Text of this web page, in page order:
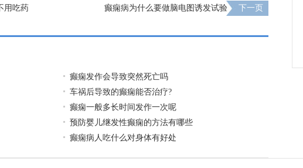
用吃药 癫痫病为什么要做脑电图诱发试验 下一页
癫痫发作会导致突然死亡吗
车祸后导致的癫痫能否治疗?
癫痫一般多长时间发作一次呢
预防婴儿继发性癫痫的方法有哪些
癫痫病人吃什么对身体有好处